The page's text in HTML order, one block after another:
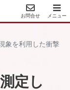
お問合せ メニュー
象を利用した衝撃
定し